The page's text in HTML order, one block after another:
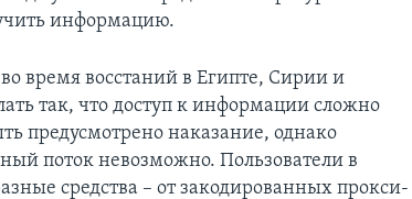
информацию.
время восстаний в Египте, Сирии и
так, что доступ к информации сложно
предусмотрено наказание, однако
поток невозможно. Пользователи в
средства – от закодированных прокси-